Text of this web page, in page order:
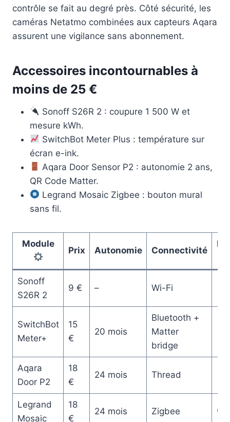
contrôle se fait au degré près. Côté sécurité, les
caméras Netatmo combinées aux capteurs Aqara
assurent une vigilance sans abonnement.
Accessoires incontournables à
moins de 25 €
Sonoff S26R 2 : coupure 1 500 W et
mesure kWh.
SwitchBot Meter Plus : température sur
écran e-ink.
Aqara Door Sensor P2 : autonomie 2 ans,
QR Code Matter.
Legrand Mosaic Zigbee : bouton mural
sans fil.
Module
Prix Autonomie Connectivité
Sonoff
S26R 2
9 € – Wi-Fi
SwitchBot
Meter+
15
€
20 mois
Bluetooth +
Matter
bridge
Aqara
Door P2
18
€
24 mois Thread
Legrand
Mosaic
18
€
24 mois Zigbee